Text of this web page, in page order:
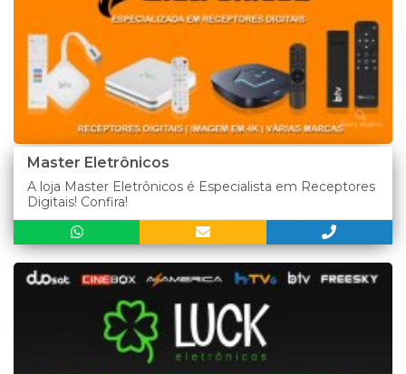
Master Eletrônicos
A loja Master Eletrônicos é Especialista em Receptores
Digitais! Confira!